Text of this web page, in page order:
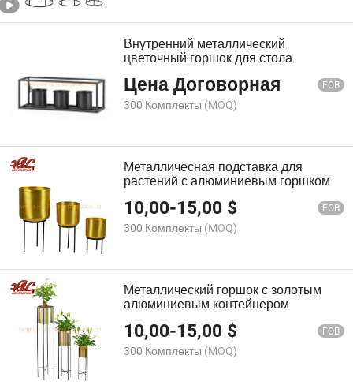
Внутренний металлический
цветочный горшок для стола
Цена Договорная FOB
300 Комплекты (MOQ)
Металличесная подставка для
растений с алюминиевым горшком
10,00-15,00 $ FOB
300 Комплекты (MOQ)
Металлический горшок с золотым
алюминиевым контейнером
10,00-15,00 $ FOB
300 Комплекты (MOQ)